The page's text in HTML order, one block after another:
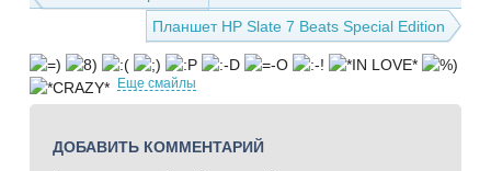
Планшет HP Slate 7 Beats Special Edition
Еще смайлы
ДОБАВИТЬ КОММЕНТАРИЙ